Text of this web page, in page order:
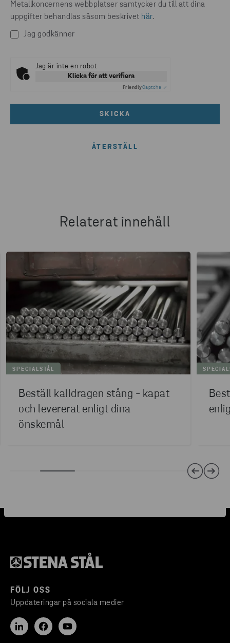
Metallkoncernens webbplatser samtycker du till att dina
uppgifter behandlas såsom beskrivet här.
Jag godkänner
Jag är inte en robot
Klicka för att verifiera
FriendlyCaptcha ⇗
SKICKA
Relaterat innehåll
SPECIALSTÅL
Beställ kalldragen stång - kapat
och levererat enligt dina
önskemål
FÖLJ OSS
Uppdateringar på sociala medier